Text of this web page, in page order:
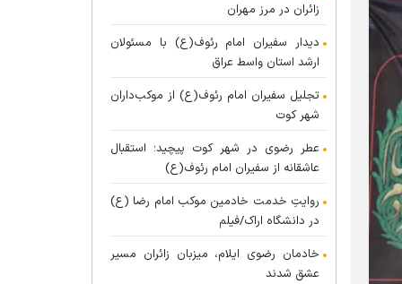
زائران در مرز مهران
دیدار سفیران امام رئوف(ع) با مسئولان
ارشد استان واسط عراق
تجلیل سفیران امام رئوف(ع) از موکب‌داران
شهر کوت
عطر رضوی در شهر کوت پیچید؛ استقبال
عاشقانه از سفیران امام رئوف(ع)
روایتِ خدمت خادمین موکب امام رضا (ع)
در دانشگاه اراک/فیلم
خادمان رضوی ایلام، میزبان زائران مسیر
عشق شدند